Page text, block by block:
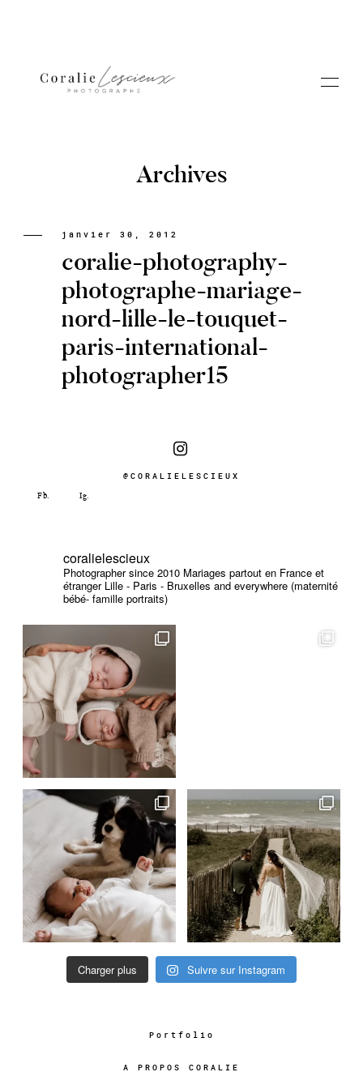
Portfolio
A PROPOS CORALIE
Archives
janvier 30, 2012
coralie-photography-
photographe-mariage-
nord-lille-le-touquet-
paris-international-
photographer15
@CORALIELESCIEUX
coralielescieux
Photographer since 2010 Mariages partout en France et
étranger Lille - Paris - Bruxelles and everywhere (maternité
bébé- famille portraits)
Charger plus Suivre sur Instagram
Portfolio
A PROPOS CORALIE